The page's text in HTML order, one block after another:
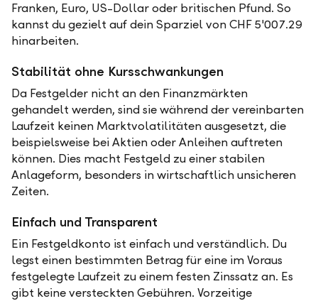
Franken, Euro, US-Dollar oder britischen Pfund. So
kannst du gezielt auf dein Sparziel von CHF 5'007.29
hinarbeiten.
Stabilität ohne Kursschwankungen
Da Festgelder nicht an den Finanzmärkten
gehandelt werden, sind sie während der vereinbarten
Laufzeit keinen Marktvolatilitäten ausgesetzt, die
beispielsweise bei Aktien oder Anleihen auftreten
können. Dies macht Festgeld zu einer stabilen
Anlageform, besonders in wirtschaftlich unsicheren
Zeiten.
Einfach und Transparent
Ein Festgeldkonto ist einfach und verständlich. Du
legst einen bestimmten Betrag für eine im Voraus
festgelegte Laufzeit zu einem festen Zinssatz an. Es
gibt keine versteckten Gebühren. Vorzeitige